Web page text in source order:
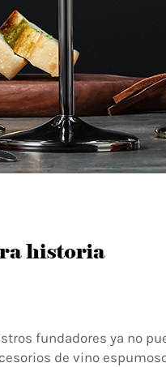
fundadores ya no
de vino